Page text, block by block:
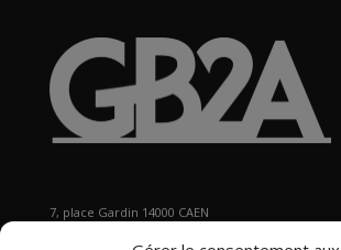
7, place Gardin 14000 CAEN